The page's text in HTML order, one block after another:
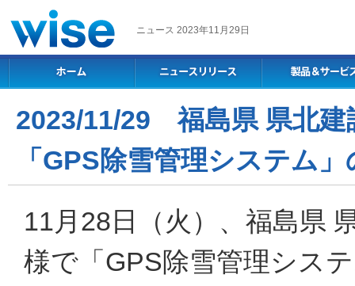
ニュース 2023年11月29日
2023/11/29 福島県 県北建
「GPS除雪管理システム
11月28日（火）、福島県
様で「GPS除雪管理シス